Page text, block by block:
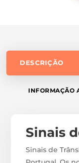
DESCRIÇÃO
INFORMAÇÃO
Sinais
Sinais de